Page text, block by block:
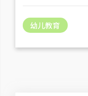
幼儿教育